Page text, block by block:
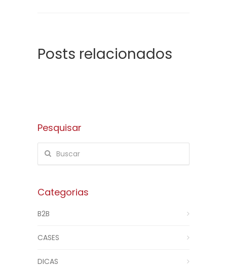
Posts relacionados
Pesquisar
Categorias
B2B
CASES
DICAS